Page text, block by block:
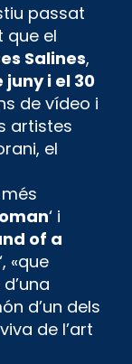
passat
que el
Salines,
juny i el 30
de vídeo i
artistes
el
‘ i
of a
‘, «que
d’un dels
de l’art